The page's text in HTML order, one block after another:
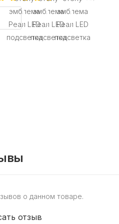
о данном товаре.
отзыв